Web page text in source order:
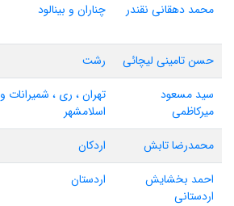
محمد دهقانی نقندر
چناران و بینالود
حسن تامینی لیچائی
رشت
سید مسعود
میرکاظمی
تهران ، ری ، شمیرانات و
اسلامشهر
محمدرضا تابش اردکان
احمد بخشایش
اردستانی
اردستان